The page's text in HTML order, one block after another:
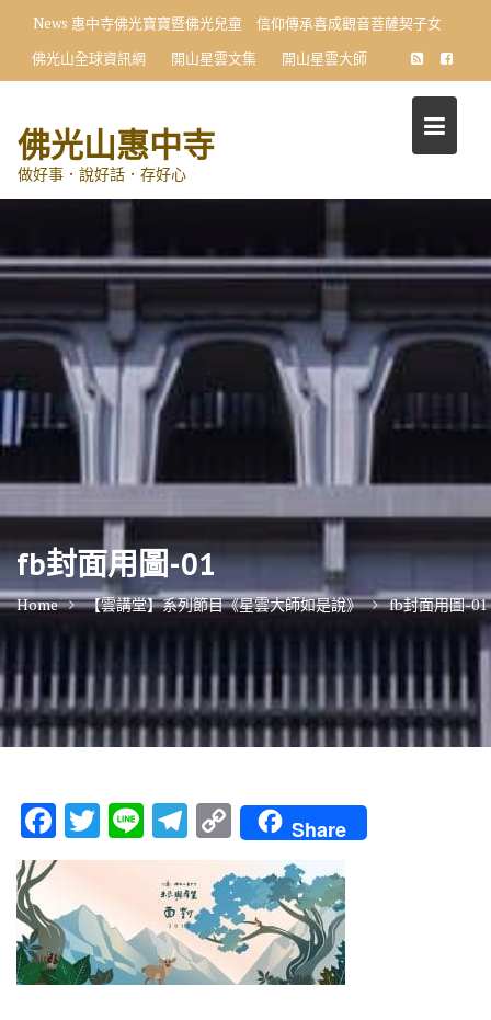
content
News 惠中寺佛光寶寶暨佛光兒童 信仰傳承喜成觀音菩薩契子女
佛光山全球資訊網
開山星雲文集 開山星雲大師
佛光山惠中寺
做好事．說好話．存好心
fb封面用圖-01
Home 【雲講堂】系列節目《星雲大師如是說》 fb封面用圖-01
F
ac
b
o
o
T
w
te
r
Li
n
e
T
el
e
gr
a
m
C
o
p
y
Li
n
Share